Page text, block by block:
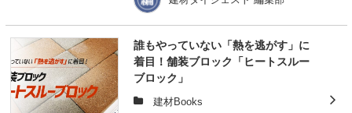
誰もやっていない「熱を逃がす」に
着目！舗装ブロック「ヒートスルー
ブロック」
建材Books